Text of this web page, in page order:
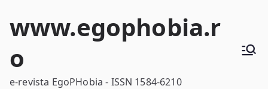
www.egophobia.r
o
e-revista EgoPHobia - ISSN 1584-6210